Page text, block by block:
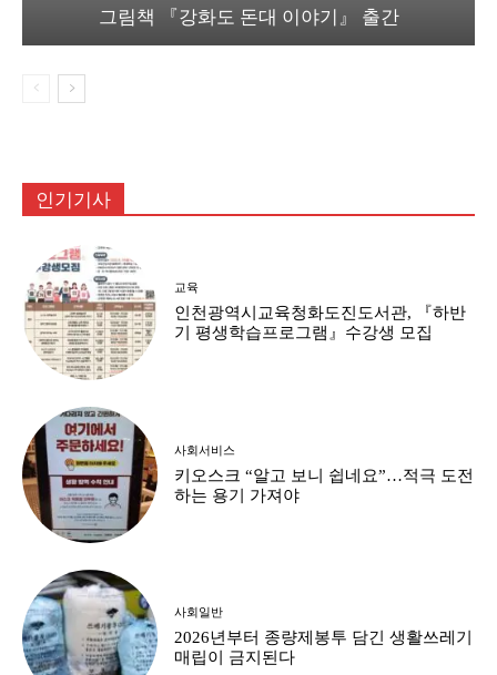
그림책 『강화도 돈대 이야기』 출간
인기기사
교육
인천광역시교육청화도진도서관, 『하반
기 평생학습프로그램』수강생 모집
사회서비스
키오스크 “알고 보니 쉽네요”…적극 도전
하는 용기 가져야
사회일반
2026년부터 종량제봉투 담긴 생활쓰레기
매립이 금지된다